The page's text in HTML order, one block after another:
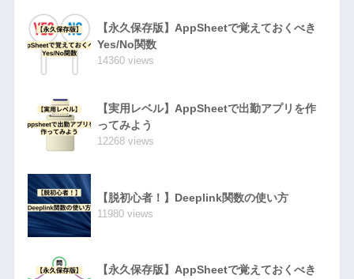
【永久保存版】AppSheetで覚えておくべき
Yes/No関数
14360 views
【実用レベル】AppSheetで出勤アプリを作
ってみよう
12268 views
【脱初心者！】Deeplink関数の使い方
11980 views
【永久保存版】AppSheetで覚えておくべき